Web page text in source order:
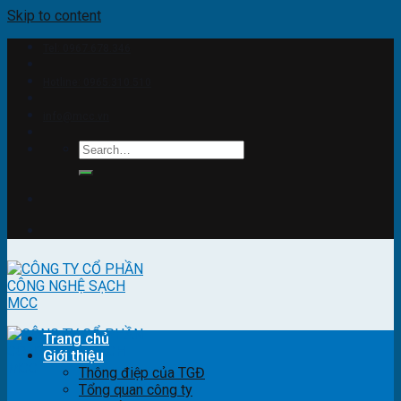
Skip to content
Trang chủ
Giới thiệu
Thông điệp của TGĐ
Tổng quan công ty